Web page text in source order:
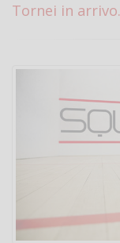
Tornei in